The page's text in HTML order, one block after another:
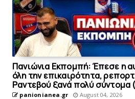
Πανιώνια Εκπομπή: Έπεσε η
όλη την επικαιρότητα,
Ραντεβού ξανά πολύ σύντομα
panionianea.gr August 04, 2026